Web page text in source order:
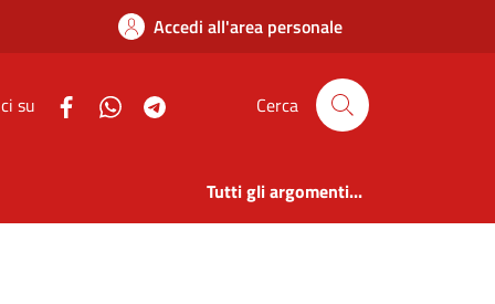
Trasparente |
Accedi all'area personale
su Cerca
Tutti gli argomenti...